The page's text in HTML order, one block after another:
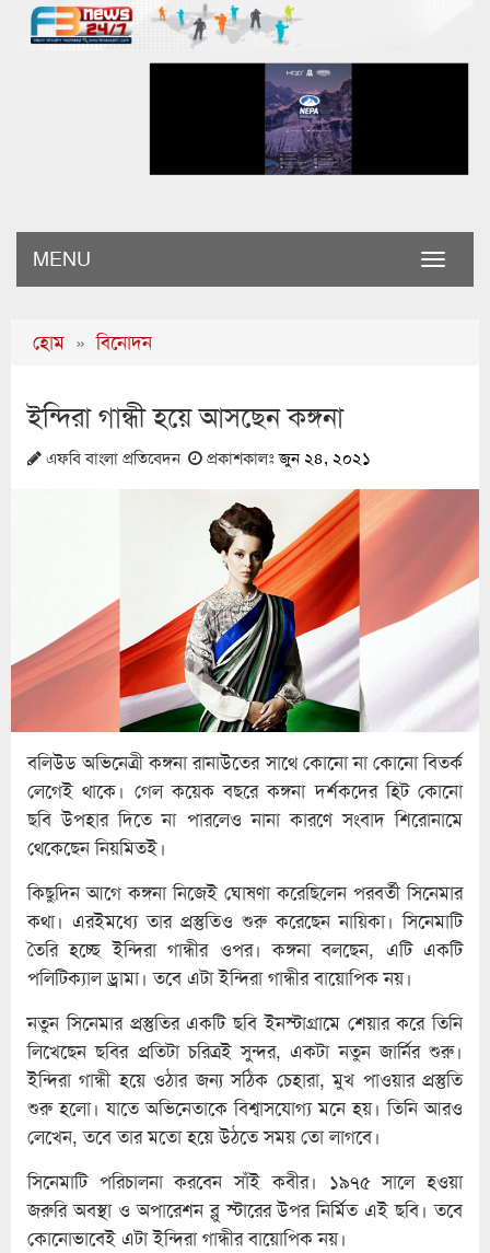
Toggle
MENU
হোম » বিনোদন
ইন্দিরা গান্ধী হয়ে আসছেন কঙ্গনা
এফবি বাংলা প্রতিবেদন প্রকাশকালঃজুন ২৪, ২০২১
বলিউড অভিনেত্রী কঙ্গনা রানাউতের সাথে কোনো না কোনো বিতর্ক
লেগেই থাকে। গেল কয়েক বছরে কঙ্গনা দর্শকদের হিট কোনো
ছবি উপহার দিতে না পারলেও নানা কারণে সংবাদ শিরোনামে
থেকেছেন নিয়মিতই।
কিছুদিন আগে কঙ্গনা নিজেই ঘোষণা করেছিলেন পরবর্তী সিনেমার
কথা। এরইমধ্যে তার প্রস্তুতিও শুরু করেছেন নায়িকা। সিনেমাটি
তৈরি হচ্ছে ইন্দিরা গান্ধীর ওপর। কঙ্গনা বলছেন, এটি একটি
পলিটিক্যাল ড্রামা। তবে এটা ইন্দিরা গান্ধীর বায়োপিক নয়।
নতুন সিনেমার প্রস্তুতির একটি ছবি ইনস্টাগ্রামে শেয়ার করে তিনি
লিখেছেন ছবির প্রতিটা চরিত্রই সুন্দর, একটা নতুন জার্নির শুরু।
ইন্দিরা গান্ধী হয়ে ওঠার জন্য সঠিক চেহারা, মুখ পাওয়ার প্রস্তুতি
শুরু হলো। যাতে অভিনেতাকে বিশ্বাসযোগ্য মনে হয়। তিনি আরও
লেখেন, তবে তার মতো হয়ে উঠতে সময় তো লাগবে।
সিনেমাটি পরিচালনা করবেন সাঁই কবীর। ১৯৭৫ সালে হওয়া
জরুরি অবস্থা ও অপারেশন ব্লু স্টারের উপর নির্মিত এই ছবি। তবে
কোনোভাবেই এটা ইন্দিরা গান্ধীর বায়োপিক নয়।